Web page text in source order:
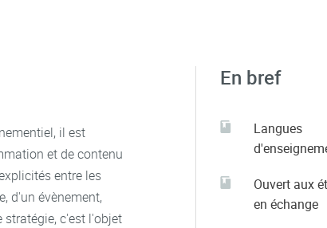
il est
et de contenu
entre les
d'un évènement,
stratégie, c'est l'objet
En bref
Langues
Ouvert aux
en échange